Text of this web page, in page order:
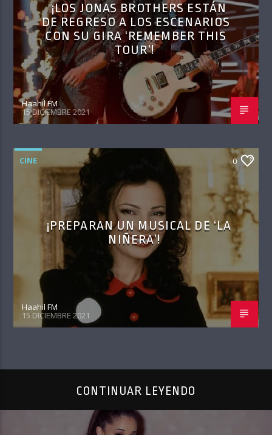
¡LOS JONAS BROTHERS ESTÁN
DE REGRESO A LOS ESCENARIOS
CON SU GIRA ‘REMEMBER THIS
TOUR’!
Haahil FM
15 DICIEMBRE 2021
CINE 0
¡PREPARAN UN MUSICAL DE ‘LA
NIÑERA’!
Haahil FM
15 DICIEMBRE 2021
CONTINUAR LEYENDO